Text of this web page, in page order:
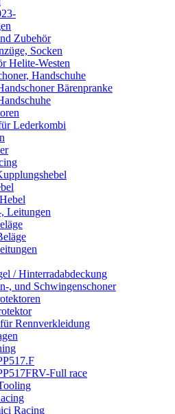
Zubehör
Socken
Helite-Westen
Handschuhe
Bärenpranke
Lederkombi
Leitungen
/ Hinterradabdeckung
, und Schwingenschoner
Rennverkleidung
Full race
Racing